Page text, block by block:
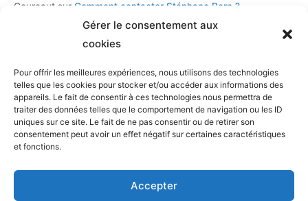
Gérer le consentement aux
cookies
Pour offrir les meilleures expériences, nous utilisons des technologies
telles que les cookies pour stocker et/ou accéder aux informations des
appareils. Le fait de consentir à ces technologies nous permettra de
traiter des données telles que le comportement de navigation ou les ID
uniques sur ce site. Le fait de ne pas consentir ou de retirer son
consentement peut avoir un effet négatif sur certaines caractéristiques
et fonctions.
Accepter
Coureaut sur Comment contacter Stéphane Bern ?
Comment contacter la chaîne Novo 19 ?
Catégories
Assistance et démarches
Casting et participation
Musique et streaming